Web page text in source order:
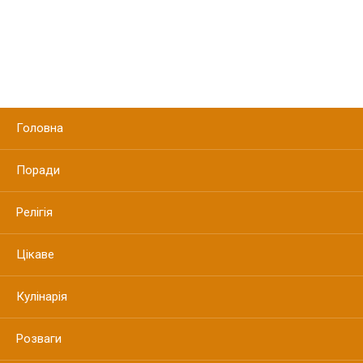
Головна
Поради
Релігія
Цікаве
Кулінарія
Розваги